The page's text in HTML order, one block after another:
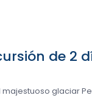
de 2
glaciar